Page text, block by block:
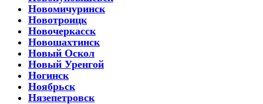
Новомичуринск
Новотроицк
Новочеркасск
Новошахтинск
Новый Оскол
Новый Уренгой
Ногинск
Ноябрьск
Нязепетровск